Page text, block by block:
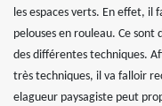
les espaces verts. En effet, il
pelouses en rouleau. Ce
des différentes techniques.
très techniques, il va falloir
elagueur paysagiste peut